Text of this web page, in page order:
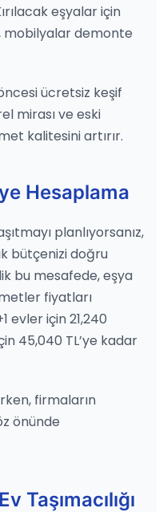
eşyalar için
mobilyalar demonte
ücretsiz keşif
mirası ve eski
kalitesini artırır.
Hesaplama
planlıyorsanız,
bütçenizi doğru
bu mesafede, eşya
fiyatları
evler için 21,240
45,040 TL’ye kadar
firmaların
önünde
Taşımacılığı